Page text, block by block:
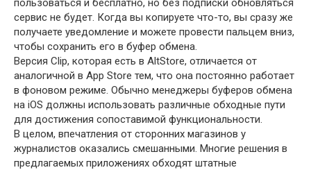
пользоваться и бесплатно, но без подписки обновляться
сервис не будет. Когда вы копируете что-то, вы сразу же
получаете уведомление и можете провести пальцем вниз,
чтобы сохранить его в буфер обмена.
Версия Clip, которая есть в AltStore, отличается от
аналогичной в App Store тем, что она постоянно работает
в фоновом режиме. Обычно менеджеры буферов обмена
на iOS должны использовать различные обходные пути
для достижения сопоставимой функциональности.
В целом, впечатления от сторонних магазинов у
журналистов оказались смешанными. Многие решения в
предлагаемых приложениях обходят штатные